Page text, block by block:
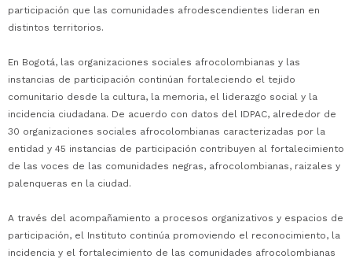
participación que las comunidades afrodescendientes lideran en
distintos territorios.
En Bogotá, las organizaciones sociales afrocolombianas y las
instancias de participación continúan fortaleciendo el tejido
comunitario desde la cultura, la memoria, el liderazgo social y la
incidencia ciudadana. De acuerdo con datos del IDPAC, alrededor de
30 organizaciones sociales afrocolombianas caracterizadas por la
entidad y 45 instancias de participación contribuyen al fortalecimiento
de las voces de las comunidades negras, afrocolombianas, raizales y
palenqueras en la ciudad.
A través del acompañamiento a procesos organizativos y espacios de
participación, el Instituto continúa promoviendo el reconocimiento, la
incidencia y el fortalecimiento de las comunidades afrocolombianas